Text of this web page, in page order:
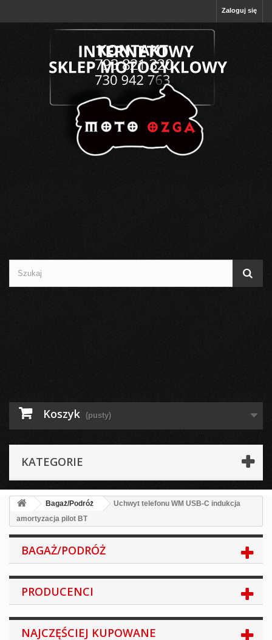
Zaloguj się
Koszyk (pusty)
KATEGORIE
Bagaż/Podróż
Uchwyt telefonu WM USB-C indukcja
amortyzacja pilot BT
BAGAŻ/PODRÓŻ
PRODUCENCI
NAJCZĘŚCIEJ KUPOWANE